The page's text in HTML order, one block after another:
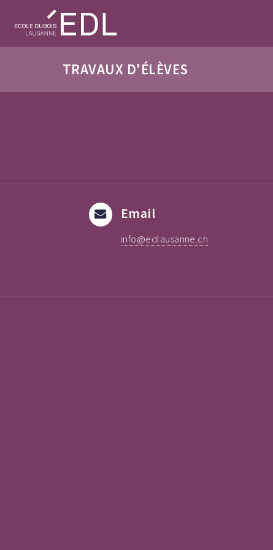
TRAVAUX D'ÉLÈVES
Email
info@edlausanne.ch